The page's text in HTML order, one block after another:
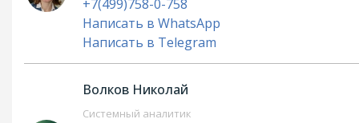
+7(499)758-0-758
Написать в WhatsApp
Написать в Telegram
Волков Николай
Системный аналитик